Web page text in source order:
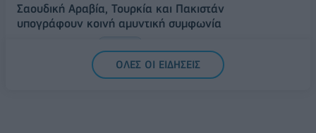
Σαουδική Αραβία, Τουρκία και Πακιστάν
υπογράφουν κοινή αμυντική συμφωνία
ΟΛΕΣ ΟΙ ΕΙΔΗΣΕΙΣ